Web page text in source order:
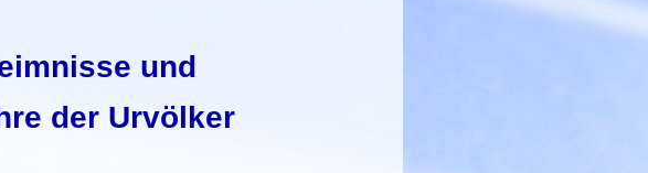
und
der Urvölker